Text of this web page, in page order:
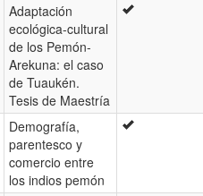
Adaptación
ecológica-cultural
de los Pemón-
Arekuna: el caso
de Tuaukén.
Tesis de Maestría
Demografía,
parentesco y
comercio entre
los indios pemón